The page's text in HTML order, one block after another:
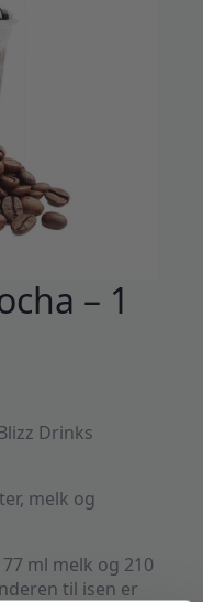
– 1
Drinks
melk og
ml melk og 210
til isen er